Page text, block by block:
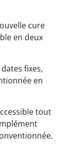
cure
en deux
fixes,
en
tout